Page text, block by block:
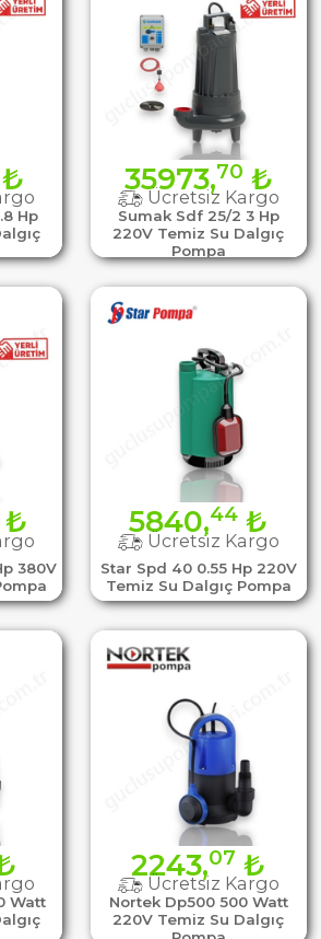
Hp
₺
Sumak Sdf 25/2 3 Hp
220V Temiz Su Dalgıç
Pompa
35973,70 ₺
Ücretsiz Kargo
380V
₺
Star Spd 40 0.55 Hp 220V
Temiz Su Dalgıç Pompa
5840,44 ₺
Ücretsiz Kargo
Watt
Nortek Dp500 500 Watt
220V Temiz Su Dalgıç
2243,07 ₺
Ücretsiz Kargo